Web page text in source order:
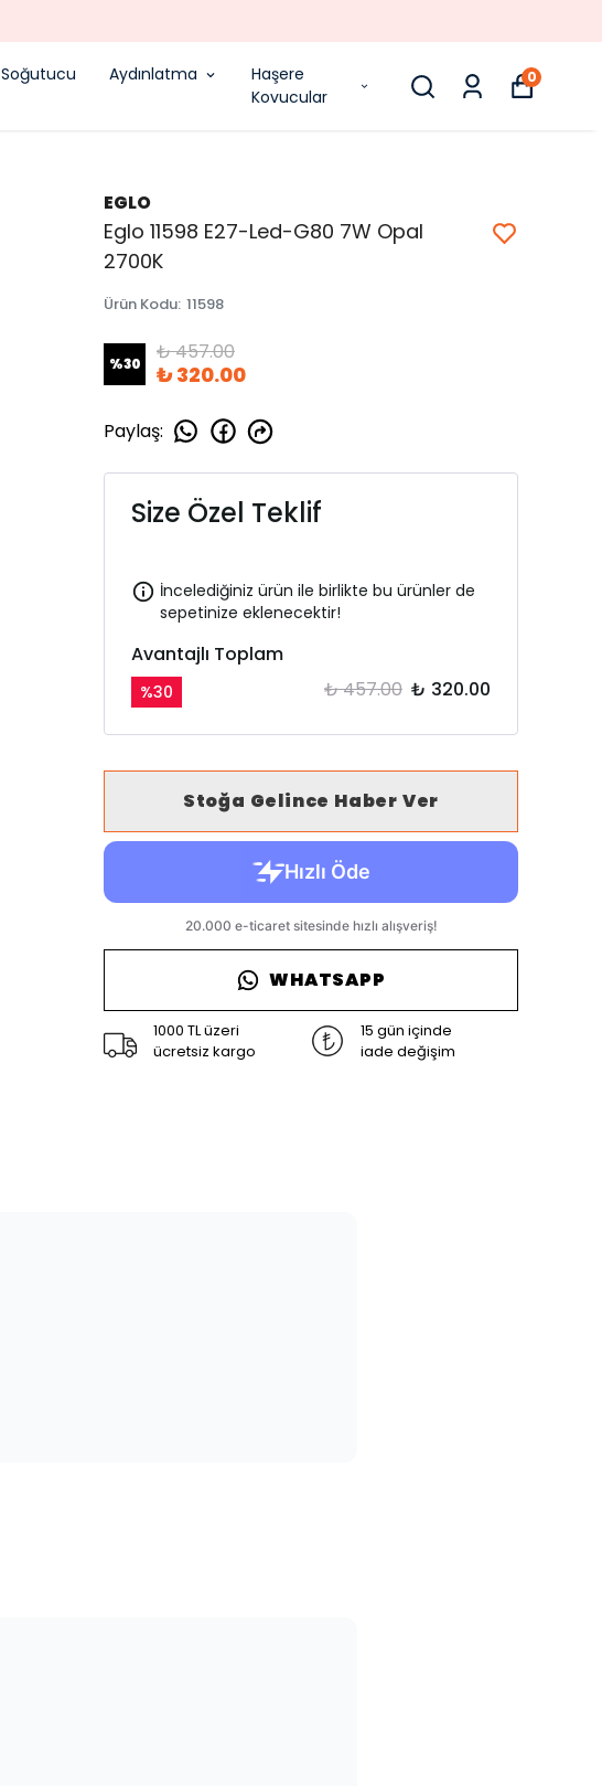
Soğutucu Aydınlatma
Haşere
Kovucular
0
EGLO
Eglo 11598 E27-Led-G80 7W Opal
2700K
Ürün Kodu: 11598
%30 ₺ 457.00
₺ 320.00
Paylaş:
Size Özel Teklif
İncelediğiniz ürün ile birlikte bu ürünler de
sepetinize eklenecektir!
Avantajlı Toplam
%30 ₺ 457.00 ₺ 320.00
Stoğa Gelince Haber Ver
WHATSAPP
1000 TL üzeri
ücretsiz kargo
15 gün içinde
iade değişim